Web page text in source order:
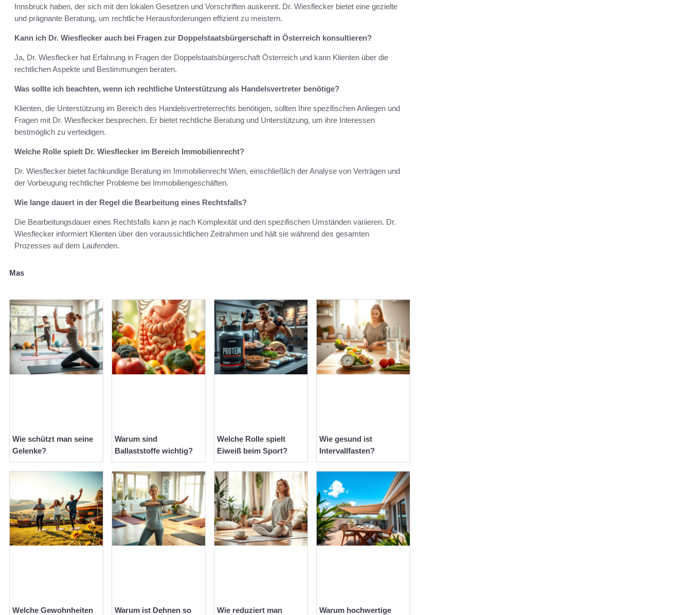
Innsbruck haben, der sich mit den lokalen Gesetzen und Vorschriften auskennt. Dr. Wiesflecker bietet eine gezielte
und prägnante Beratung, um rechtliche Herausforderungen effizient zu meistern.
Kann ich Dr. Wiesflecker auch bei Fragen zur Doppelstaatsbürgerschaft in Österreich konsultieren?
Ja, Dr. Wiesflecker hat Erfahrung in Fragen der Doppelstaatsbürgerschaft Österreich und kann Klienten über die
rechtlichen Aspekte und Bestimmungen beraten.
Was sollte ich beachten, wenn ich rechtliche Unterstützung als Handelsvertreter benötige?
Klienten, die Unterstützung im Bereich des Handelsvertreterrechts benötigen, sollten Ihre spezifischen Anliegen und
Fragen mit Dr. Wiesflecker besprechen. Er bietet rechtliche Beratung und Unterstützung, um ihre Interessen
bestmöglich zu verteidigen.
Welche Rolle spielt Dr. Wiesflecker im Bereich Immobilienrecht?
Dr. Wiesflecker bietet fachkundige Beratung im Immobilienrecht Wien, einschließlich der Analyse von Verträgen und
der Vorbeugung rechtlicher Probleme bei Immobiliengeschäften.
Wie lange dauert in der Regel die Bearbeitung eines Rechtsfalls?
Die Bearbeitungsdauer eines Rechtsfalls kann je nach Komplexität und den spezifischen Umständen variieren. Dr.
Wiesflecker informiert Klienten über den voraussichtlichen Zeitrahmen und hält sie während des gesamten
Prozesses auf dem Laufenden.
Mas
Wie schützt man seine
Gelenke?
Warum sind
Ballaststoffe wichtig?
Welche Rolle spielt
Eiweiß beim Sport?
Wie gesund ist
Intervallfasten?
Welche Gewohnheiten Warum ist Dehnen so Wie reduziert man Warum hochwertige